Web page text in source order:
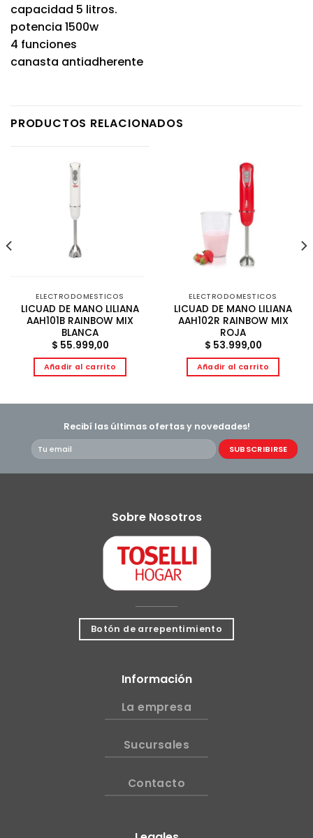
capacidad 5 litros.
potencia 1500w
4 funciones
canasta antiadherente
PRODUCTOS RELACIONADOS
ELECTRODOMESTICOS
LICUAD DE MANO LILIANA
AAH101B RAINBOW MIX
BLANCA
$ 55.999,00
Añadir al carrito
ELECTRODOMESTICOS
LICUAD DE MANO LILIANA
AAH102R RAINBOW MIX
ROJA
$ 53.999,00
Añadir al carrito
Recibí las últimas ofertas y novedades!
Sobre Nosotros
Botón de arrepentimiento
Información
La empresa
Sucursales
Contacto